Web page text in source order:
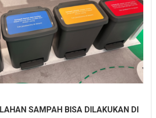
SAMPAH BISA DILAKUKAN DI